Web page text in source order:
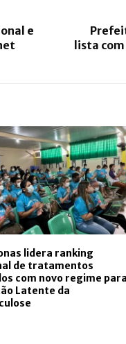
e
lista
lidera ranking
de tratamentos
com novo regime para
Latente da